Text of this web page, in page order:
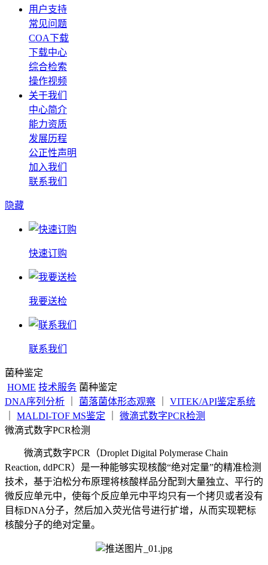
用户支持
常见问题
COA下载
下载中心
综合检索
操作视频
关于我们
中心简介
能力资质
发展历程
公正性声明
加入我们
联系我们
隐藏
快速订购
我要送检
联系我们
菌种鉴定
HOME 技术服务 菌种鉴定
DNA序列分析
菌落菌体形态观察
VITEK/API鉴定系统
MALDI-TOF MS鉴定
微滴式数字PCR检测
微滴式数字PCR检测
微滴式数字PCR（Droplet Digital Polymerase Chain
Reaction, ddPCR）是一种能够实现核酸“绝对定量”的精准检测
技术，基于泊松分布原理将核酸样品分配到大量独立、平行的
微反应单元中，使每个反应单元中平均只有一个拷贝或者没有
目标DNA分子，然后加入荧光信号进行扩增，从而实现靶标
核酸分子的绝对定量。